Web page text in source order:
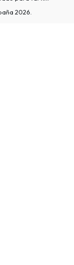
2026.